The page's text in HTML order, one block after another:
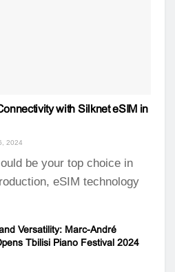
with Silknet eSIM in
2024
be your top choice in
eSIM technology
Versatility: Marc-André
Tbilisi Piano Festival 2024